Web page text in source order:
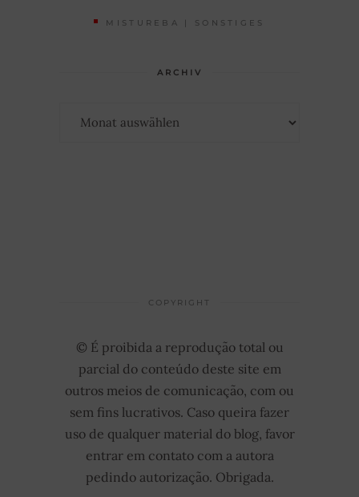
MISTUREBA | SONSTIGES
ARCHIV
COPYRIGHT
© É proibida a reprodução total ou
parcial do conteúdo deste site em
outros meios de comunicação, com ou
sem fins lucrativos. Caso queira fazer
uso de qualquer material do blog, favor
entrar em contato com a autora
pedindo autorização. Obrigada.